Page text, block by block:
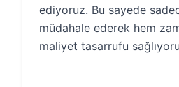
ediyoruz. Bu sayede
müdahale ederek hem
maliyet tasarrufu